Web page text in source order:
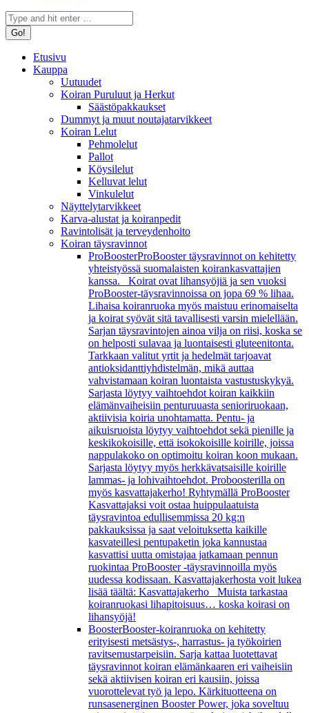
Search:
Etusivu
Kauppa
Uutuudet
Koiran Puruluut ja Herkut
Säästöpakkaukset
Dummyt ja muut noutajatarvikkeet
Koiran Lelut
Pehmolelut
Pallot
Köysilelut
Kelluvat lelut
Vinkulelut
Näyttelytarvikkeet
Karva-alustat ja koiranpedit
Ravintolisät ja terveydenhoito
Koiran täysravinnot
ProBoosterProBooster täysravinnot on kehitetty
yhteistyössä suomalaisten koirankasvattajien
kanssa. Koirat ovat lihansyöjiä ja sen vuoksi
ProBooster-täysravinnoissa on jopa 69 % lihaa.
Lihaisa koiranruoka myös maistuu erinomaiselta
ja koirat syövät sitä tavallisesti varsin mielellään.
Sarjan täysravintojen ainoa vilja on riisi, koska se
on helposti sulavaa ja luontaisesti gluteenitonta.
Tarkkaan valitut yrtit ja hedelmät tarjoavat
antioksidanttiyhdistelmän, mikä auttaa
vahvistamaan koiran luontaista vastustuskykyä.
Sarjasta löytyy vaihtoehdot koiran kaikkiin
elämänvaiheisiin penturuuasta senioriruokaan,
aktiivisia koiria unohtamatta. Pentu- ja
aikuisruoista löytyy vaihtoehdot sekä pienille ja
keskikokoisille, että isokokoisille koirille, joissa
nappulakoko on optimoitu koiran koon mukaan.
Sarjasta löytyy myös herkkävatsaisille koirille
lammas- ja lohivaihtoehdot. Proboosterilla on
myös kasvattajakerho! Ryhtymällä ProBooster
Kasvattajaksi voit ostaa huippulaatuista
täysravintoa edullisemmissa 20 kg:n
pakkauksissa ja saat veloituksetta kaikille
kasvateillesi pentupaketin joka kannustaa
kasvattisi uutta omistajaa jatkamaan pennun
ruokintaa ProBooster -täysravinnoilla myös
uudessa kodissaan. Kasvattajakerhosta voit lukea
lisää täältä: Kasvattajakerho Muista tarkastaa
koiranruokasi lihapitoisuus… koska koirasi on
lihansyöjä!
BoosterBooster-koiranruoka on kehitetty
erityisesti metsästys-, harrastus- ja työkoirien
ravitsemustarpeisiin. Sarja kattaa luotettavat
täysravinnot koiran elämänkaaren eri vaiheisiin
sekä aktiivisen koiran eri kausiin, joissa
vuorottelevat työ ja lepo. Kärkituotteena on
runsasenerginen Booster Power, joka soveltuu